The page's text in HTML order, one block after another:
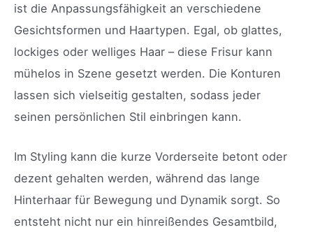
ist die Anpassungsfähigkeit an verschiedene
Gesichtsformen und Haartypen. Egal, ob glattes,
lockiges oder welliges Haar – diese Frisur kann
mühelos in Szene gesetzt werden. Die Konturen
lassen sich vielseitig gestalten, sodass jeder
seinen persönlichen Stil einbringen kann.
Im Styling kann die kurze Vorderseite betont oder
dezent gehalten werden, während das lange
Hinterhaar für Bewegung und Dynamik sorgt. So
entsteht nicht nur ein hinreißendes Gesamtbild,